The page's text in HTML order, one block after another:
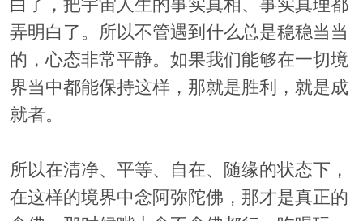
白了，把宇宙人生的事实真相、事实真理都
弄明白了。所以不管遇到什么总是稳稳当当
的，心态非常平静。如果我们能够在一切境
界当中都能保持这样，那就是胜利，就是成
就者。
所以在清净、平等、自在、随缘的状态下，
在这样的境界中念阿弥陀佛，那才是真正的